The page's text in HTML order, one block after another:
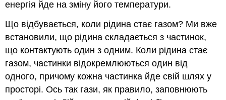
енергія йде на зміну його температури.
Що відбувається, коли рідина стає газом? Ми вже
встановили, що рідина складається з частинок,
що контактують один з одним. Коли рідина стає
газом, частинки відокремлюються один від
одного, причому кожна частинка йде свій шлях у
просторі. Ось так гази, як правило, заповнюють